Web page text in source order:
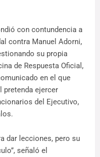
con contundencia a
contra Manuel Adorni,
su propia
de Respuesta Oficial,
en el que
pretenda ejercer
del Ejecutivo,
dar lecciones, pero su
señaló el